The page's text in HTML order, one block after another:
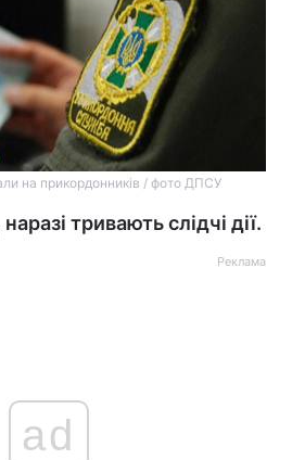
на прикордонників / фото ДПСУ
тривають слідчі дії.
Реклама
ad